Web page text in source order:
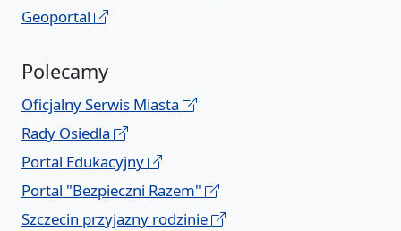
Geoportal
Polecamy
Oficjalny Serwis Miasta
Rady Osiedla
Portal Edukacyjny
Portal "Bezpieczni Razem"
Szczecin przyjazny rodzinie